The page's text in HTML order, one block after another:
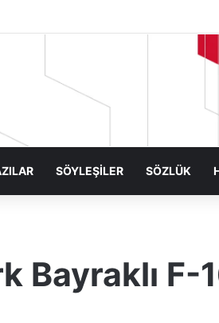
SÖYLEŞİLER SÖZLÜK
Bayraklı F-